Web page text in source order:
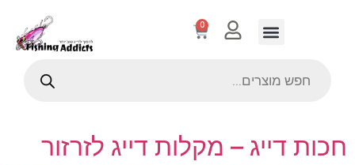
0
חכות דייג – מקלות דייג לזרזור